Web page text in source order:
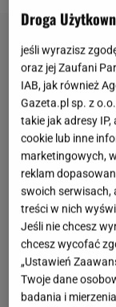
Droga
jeśli wyrazisz
oraz jej Zaufani
IAB, jak również
Gazeta.pl sp. z
takie jak adresy
cookie lub inne
marketingowych,
reklam
swoich serwisach,
treści w nich
Jeśli nie chcesz
chcesz wycofać
„Ustawień
Twoje dane
badania i